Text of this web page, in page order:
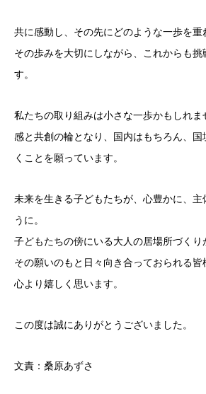
共に感動し、その先にどのような一歩を重
その歩みを大切にしながら、これからも挑
す。
私たちの取り組みは小さな一歩かもしれ
感と共創の輪となり、国内はもちろん、
くことを願っています。
未来を生きる子どもたちが、心豊かに、主
うに。
子どもたちの傍にいる大人の居場所づくり
その願いのもと日々向き合っておられる皆
心より嬉しく思います。
この度は誠にありがとうございました。
文責：桑原あずさ